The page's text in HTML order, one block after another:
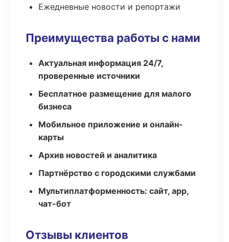
Ежедневные новости и репортажи
Преимущества работы с нами
Актуальная информация 24/7,
проверенные источники
Бесплатное размещение для малого
бизнеса
Мобильное приложение и онлайн-
карты
Архив новостей и аналитика
Партнёрство с городскими службами
Мультиплатформенность: сайт, app,
чат-бот
Отзывы клиентов